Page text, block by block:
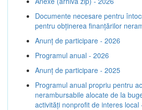
Documente necesare pentru
pentru obținerea finanțărilor
Anunț de participare - 2026
Programul anual - 2026
Anunț de participare - 2025
Programul anual propriu pentru
nerambursabile alocate de la
activităţi nonprofit de interes local